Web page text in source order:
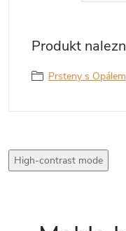
Produkt
Prsteny s Opálem
High-contrast mode